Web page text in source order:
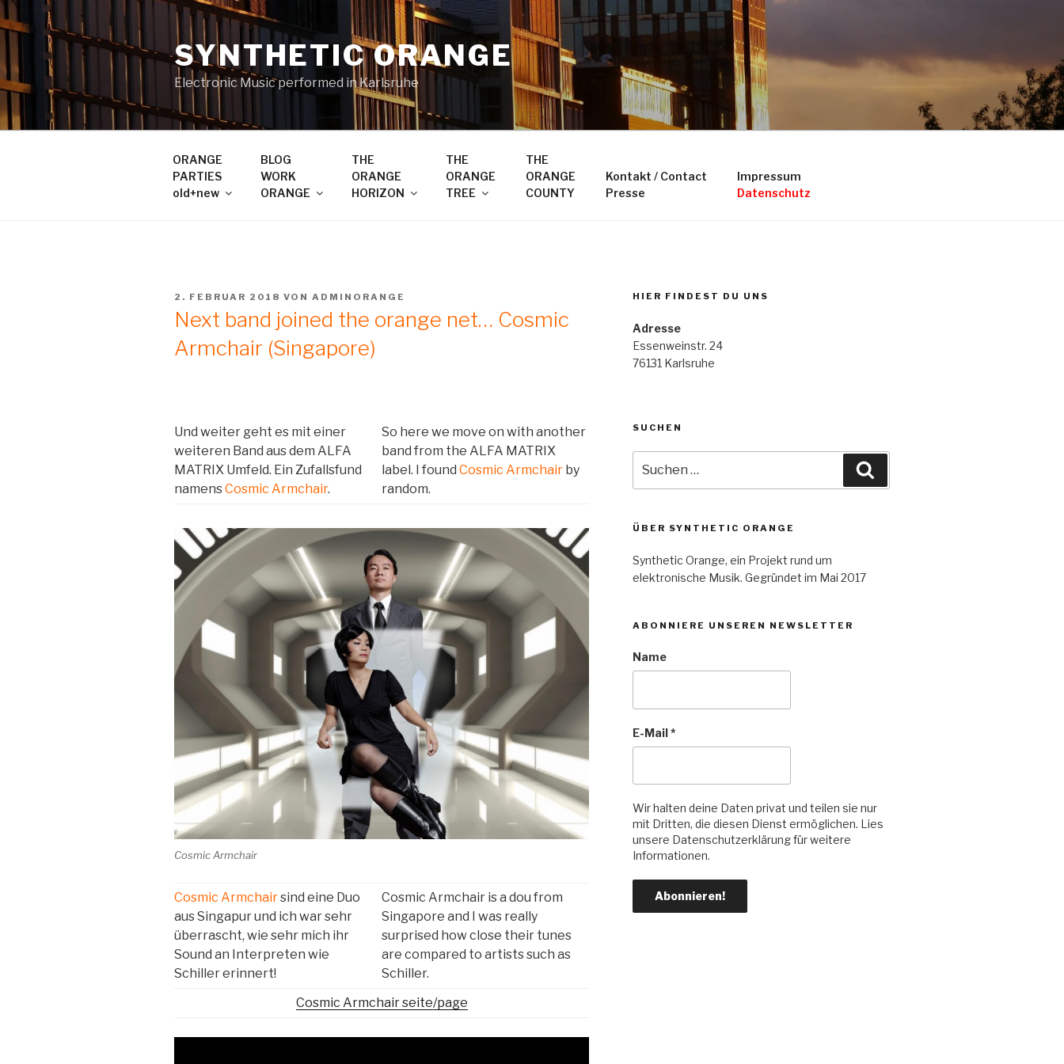
Zum
Inhalt
springen
SYNTHETIC ORANGE
Electronic Music performed in Karlsruhe
ORANGE
PARTIES
old+new
BLOG
WORK
ORANGE
THE
ORANGE
HORIZON
THE
ORANGE
TREE
THE
ORANGE
COUNTY
Kontakt / Contact
Presse
Impressum
Datenschutz
VERÖFFENTLICHT
2. FEBRUAR 2018 VON ADMINORANGE
Next band joined the orange net… Cosmic
Armchair (Singapore)
Und weiter geht es mit einer
weiteren Band aus dem ALFA
MATRIX Umfeld. Ein Zufallsfund
namensCosmic Armchair.
So here we move on with another
band from the ALFA MATRIX
label. I found Cosmic Armchair by
random.
Cosmic Armchair
Cosmic Armchairsind eine Duo
aus Singapur und ich war sehr
überrascht, wie sehr mich ihr
Sound an Interpreten wie
Schiller erinnert!
Cosmic Armchair is a dou from
Singapore and I was really
surprised how close their tunes
are compared to artists such as
Schiller.
Cosmic Armchair seite/page
HIER FINDEST DU UNS
Adresse
Essenweinstr. 24
76131 Karlsruhe
SUCHEN
nach:
ÜBER SYNTHETIC ORANGE
Synthetic Orange, ein Projekt rund um
elektronische Musik. Gegründet im Mai 2017
ABONNIERE UNSEREN NEWSLETTER
Name
E-Mail*
Wir halten deine Daten privat und teilen sie nur
mit Dritten, die diesen Dienst ermöglichen. Lies
unsere Datenschutzerklärung für weitere
Informationen.